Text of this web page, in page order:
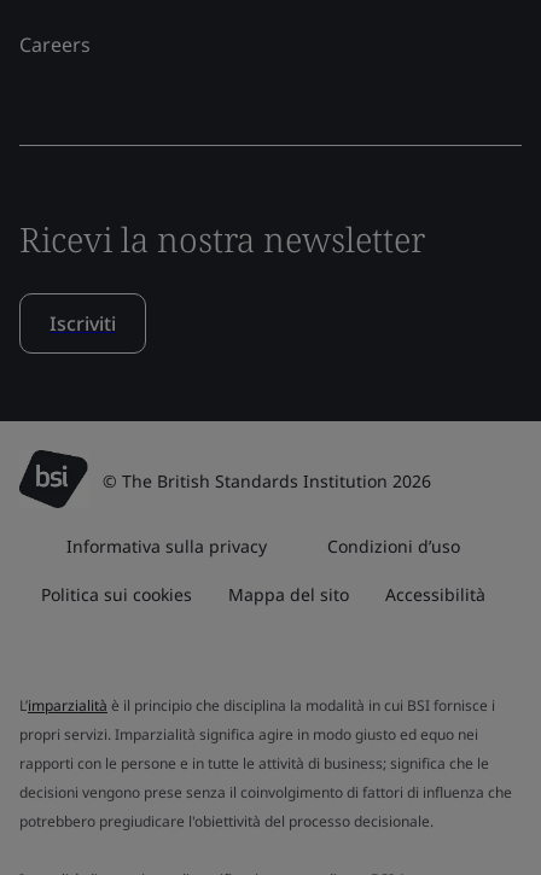
Careers
Ricevi la nostra newsletter
Iscriviti
© The British Standards Institution 2026
Informativa sulla privacy Condizioni d’uso
Politica sui cookies Mappa del sito Accessibilità
L’imparzialità è il principio che disciplina la modalità in cui BSI fornisce i
propri servizi. Imparzialità significa agire in modo giusto ed equo nei
rapporti con le persone e in tutte le attività di business; significa che le
decisioni vengono prese senza il coinvolgimento di fattori di influenza che
potrebbero pregiudicare l'obiettività del processo decisionale.